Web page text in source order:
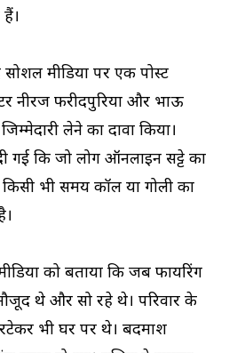
मीडिया पर एक पोस्ट
नीरज फरीदपुरिया और भाऊ
लेने का दावा किया।
गई कि जो लोग ऑनलाइन सट्टे का
किसी भी समय कॉल या गोली का
को बताया कि जब फायरिंग
थे और सो रहे थे। परिवार के
भी घर पर थे। बदमाश